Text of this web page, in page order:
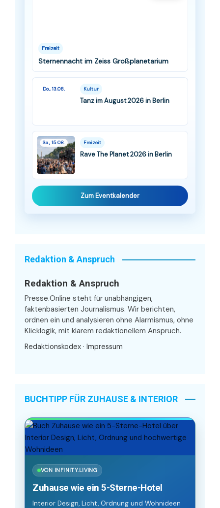
Freizeit
Sternennacht im Zeiss Großplanetarium
Do., 13.08. Kultur
Tanz im August 2026 in Berlin
Sa., 15.08. Freizeit
Rave The Planet 2026 in Berlin
Zum Eventkalender
Redaktion & Anspruch
Redaktion & Anspruch
Presse.Online steht für unabhängigen,
faktenbasierten Journalismus. Wir berichten,
ordnen ein und analysieren ohne Alarmismus, ohne
Klicklogik, mit klarem redaktionellem Anspruch.
Redaktionskodex · Impressum
BUCHTIPP FÜR ZUHAUSE & INTERIOR
VON INFINITY.LIVING
Zuhause wie ein 5-Sterne-Hotel
Interior Design, Licht, Ordnung und Wohnideen